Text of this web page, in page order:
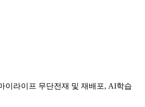
이라이프 무단전재 및 재배포, AI학습